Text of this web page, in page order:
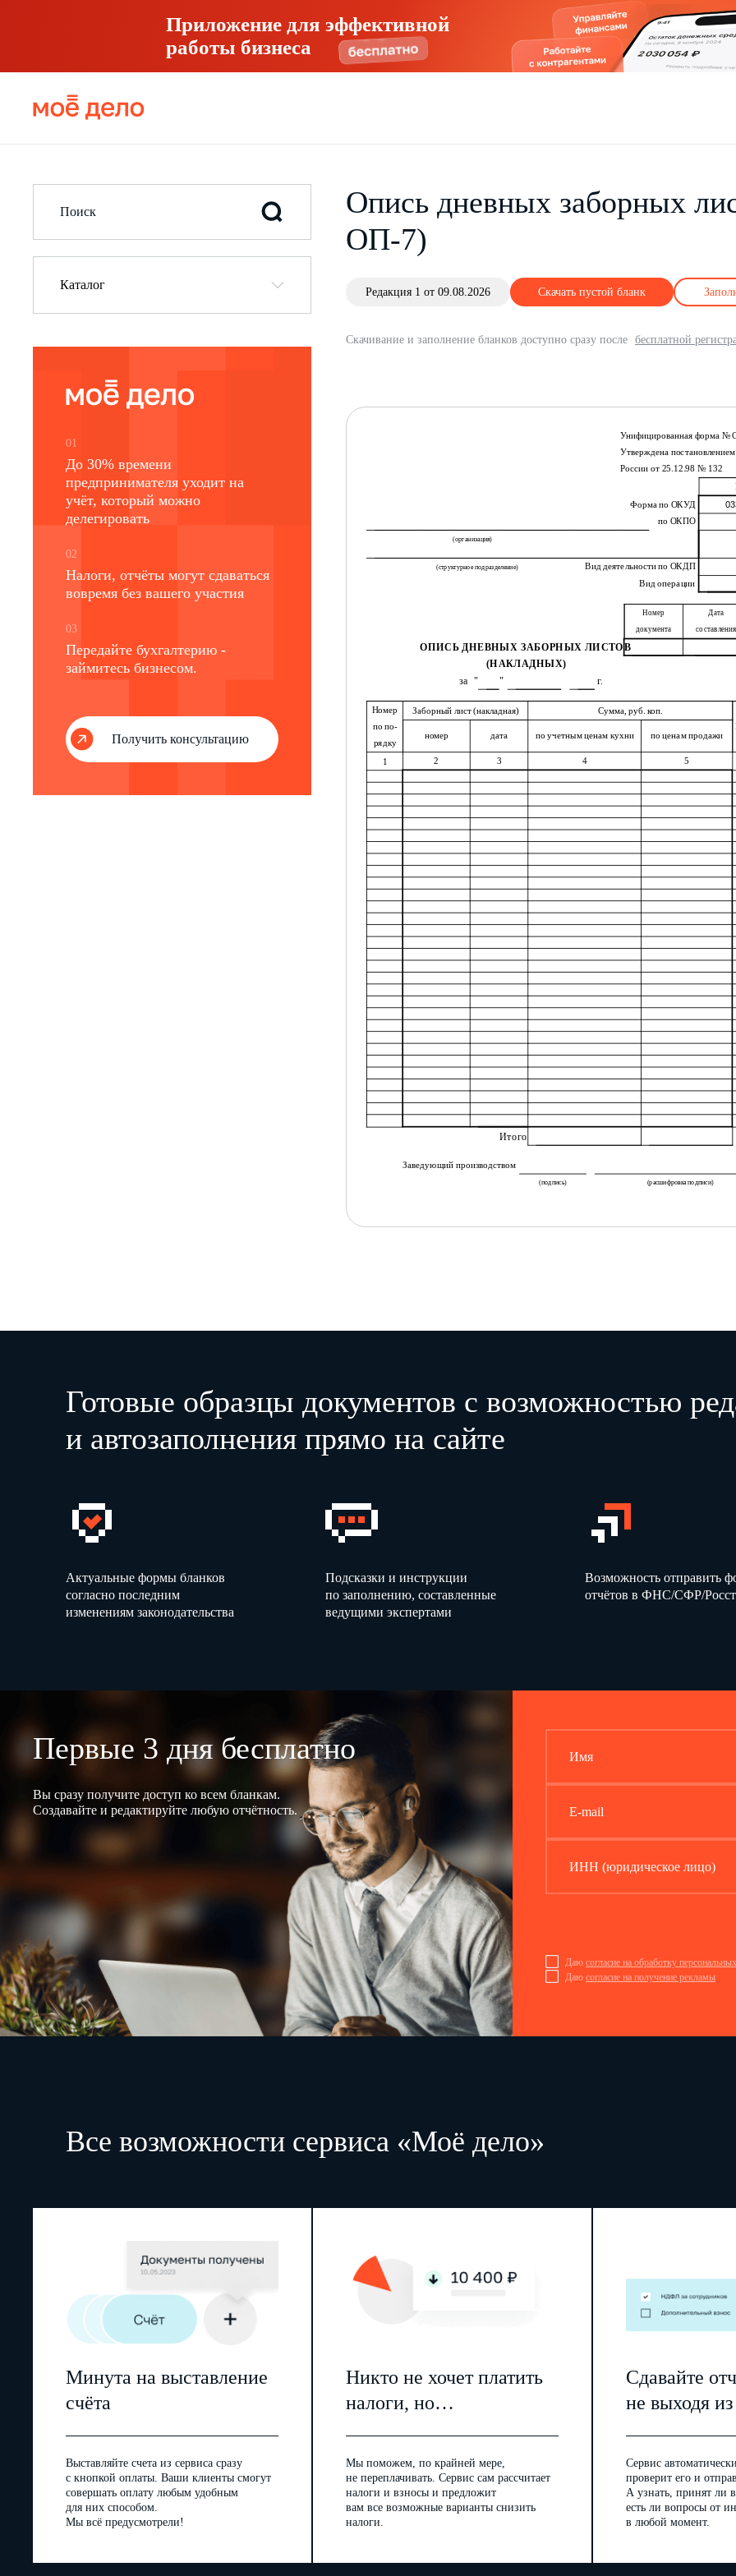
Приложение для эффективной
работы бизнеса
Каталог
01
До 30% времени
предпринимателя уходит на
учёт, который можно
делегировать
02
Налоги, отчёты могут сдаваться
вовремя без вашего участия
03
Передайте бухгалтерию -
займитесь бизнесом.
Получить консультацию
Опись дневных заборных
ОП-7)
Редакция 1 от 09.08.2026 Скачать пустой бланк
Скачивание и заполнение бланков доступно сразу после бесплатной
Унифицированная форма №
Утверждена постановлением
России от 25.12.98 № 132
Форма по ОКУД
по ОКПО
(организация)
(структурное подразделение)
Вид деятельности по ОКДП
Вид операции
Номер
документа
Дата
составления
ОПИСЬ ДНЕВНЫХ ЗАБОРНЫХ ЛИСТОВ
(НАКЛАДНЫХ)
за " " г.
Номер
по по-
рядку
Заборный лист (накладная)
Сумма, руб. коп.
номер
дата по учетным ценам кухни по ценам продажи
1 2 3 4 5
Итого
Заведующий производством
(подпись) (расшифровка подписи)
Готовые образцы документов с возможностью
и автозаполнения прямо на сайте
Актуальные формы бланков
согласно последним
изменениям законодательства
Подсказки и инструкции
по заполнению, составленные
ведущими экспертами
Возможность отправить
отчётов в ФНС/СФР/
Первые 3 дня бесплатно
Вы сразу получите доступ ко всем бланкам.
Создавайте и редактируйте любую отчётность.
Имя
E-mail
ИНН (юридическое лицо)
Даю согласие на обработку
Даю согласие на получение рекламы
Все возможности сервиса «Моё дело»
Минута на выставление
счёта
Выставляйте счета из сервиса сразу
с кнопкой оплаты. Ваши клиенты смогут
совершать оплату любым удобным
для них способом.
Мы всё предусмотрели!
Никто не хочет платить
налоги, но…
Мы поможем, по крайней мере,
не переплачивать. Сервис сам рассчитает
налоги и взносы и предложит
вам все возможные варианты снизить
налоги.
Сдавайте
не выходя
Сервис
проверит его и
А узнать, принят ли
есть ли вопросы от
в любой момент.